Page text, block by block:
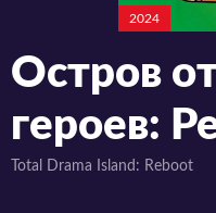
2024
Остров
героев:
Total Drama Island: Reboot